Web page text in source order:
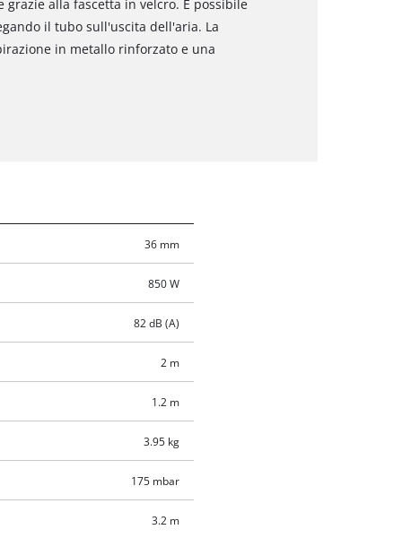
alla fascetta in velcro. È possibile
il tubo sull'uscita dell'aria. La
in metallo rinforzato e una
36 mm
850 W
82 dB (A)
2 m
1.2 m
3.95 kg
175 mbar
3.2 m